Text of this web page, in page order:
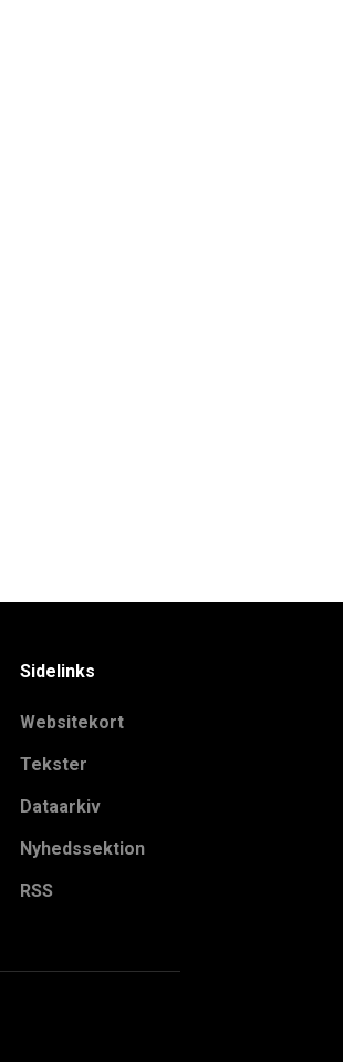
Sidelinks
Websitekort
Tekster
Dataarkiv
Nyhedssektion
RSS